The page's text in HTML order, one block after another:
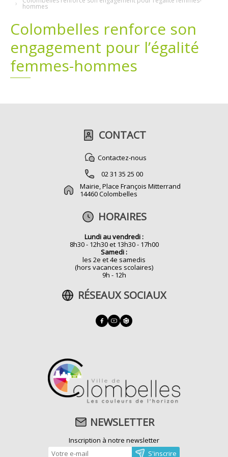
hommes
Colombelles renforce son
engagement pour l’égalité
femmes-hommes
CONTACT
Contactez-nous
02 31 35 25 00
Mairie, Place François Mitterrand
14460 Colombelles
HORAIRES
Lundi au vendredi :
8h30 - 12h30 et 13h30 - 17h00
Samedi :
les 2e et 4e samedis
(hors vacances scolaires)
9h - 12h
RÉSEAUX SOCIAUX
NEWSLETTER
Inscription à notre newsletter
Demandes légales
Emploi